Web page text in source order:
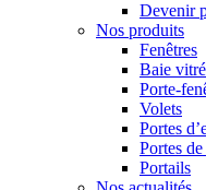
Devenir
Nos produits
Fenêtres
Baie
Porte-
Volets
Portes
Portes
Portails